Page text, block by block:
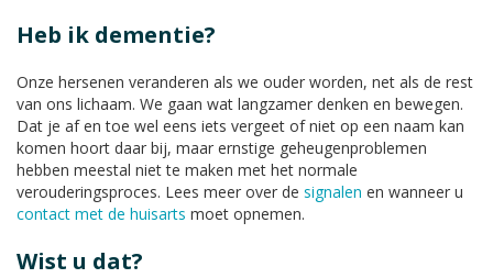
Heb ik dementie?
Onze hersenen veranderen als we ouder worden, net als de rest
van ons lichaam. We gaan wat langzamer denken en bewegen.
Dat je af en toe wel eens iets vergeet of niet op een naam kan
komen hoort daar bij, maar ernstige geheugenproblemen
hebben meestal niet te maken met het normale
verouderingsproces. Lees meer over de signalen en wanneer u
contact met de huisarts moet opnemen.
Wist u dat?